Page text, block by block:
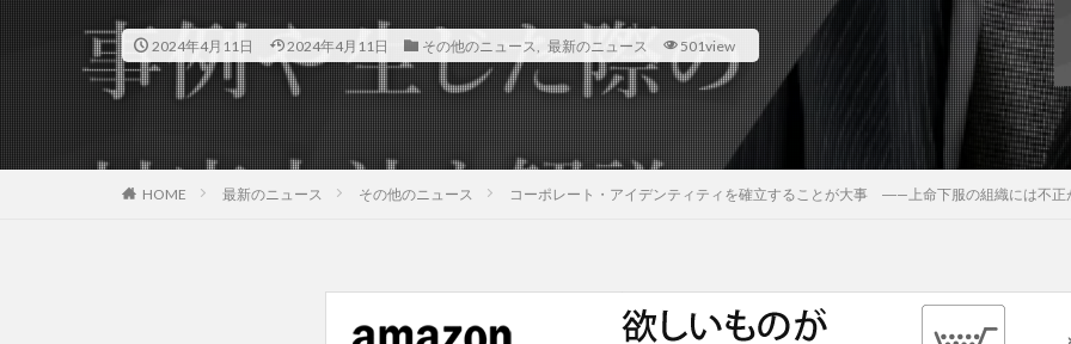
2024年4月11日 2024年4月11日 その他のニュース 最新のニュース 501view
HOME 最新のニュース その他のニュース コーポレート・アイデンティティを確立することが大事 ―—上命下服の組織には不